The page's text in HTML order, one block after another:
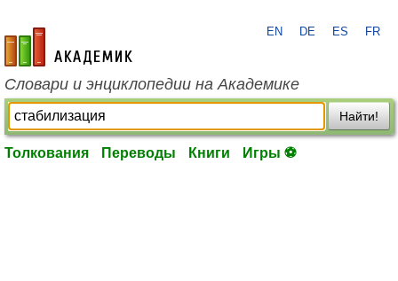
academic.ru
EN DE ES FR
Словари и энциклопедии на Академике
Найти!
Толкования Переводы Книги Игры ⚽